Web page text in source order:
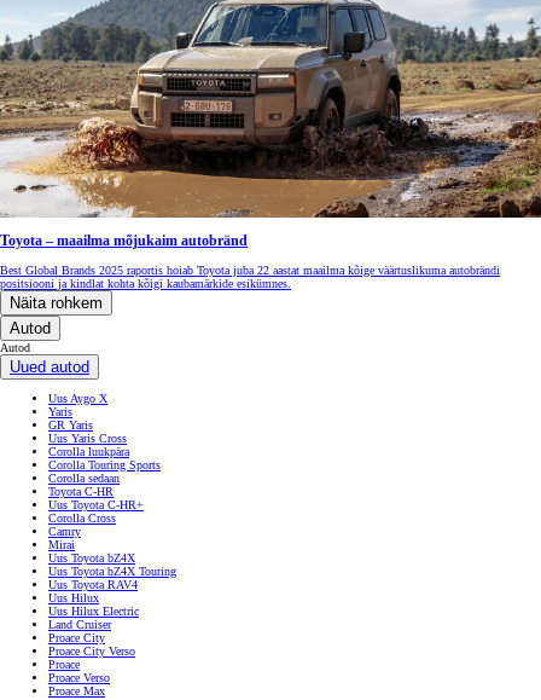
Toyota – maailma mõjukaim autobränd
Best Global Brands 2025 raportis hoiab Toyota juba 22 aastat maailma kõige väärtuslikuma autobrändi
positsiooni ja kindlat kohta kõigi kaubamärkide esikümnes.
Näita rohkem
Autod
Autod
Uued autod
Uus Aygo X
Yaris
GR Yaris
Uus Yaris Cross
Corolla luukpära
Corolla Touring Sports
Corolla sedaan
Toyota C-HR
Uus Toyota C-HR+
Corolla Cross
Camry
Mirai
Uus Toyota bZ4X
Uus Toyota bZ4X Touring
Uus Toyota RAV4
Uus Hilux
Uus Hilux Electric
Land Cruiser
Proace City
Proace City Verso
Proace
Proace Verso
Proace Max